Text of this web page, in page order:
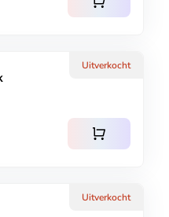
Uitverkocht
shopping_cart
Uitverkocht